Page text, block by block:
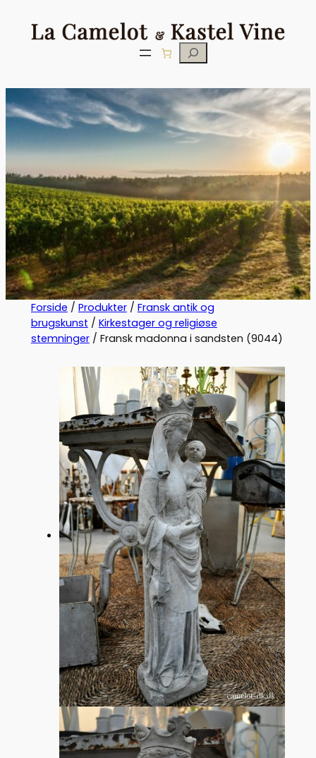
Søg
Forside / Produkter/ Fransk antik og
brugskunst / Kirkestager og religiøse
stemninger/ Fransk madonna i sandsten (9044)